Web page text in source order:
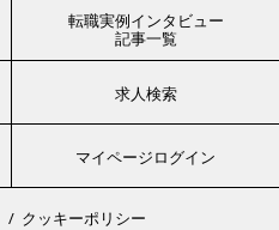
転職実例インタビュー
記事一覧
求人検索
マイページログイン
クッキーポリシー